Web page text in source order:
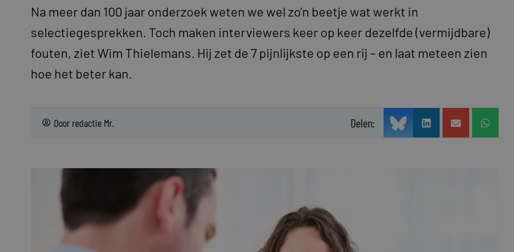
Na meer dan 100 jaar onderzoek weten we wel zo’n beetje wat werkt in
selectiegesprekken. Toch maken interviewers keer op keer dezelfde (vermijdbare)
fouten, ziet Wim Thielemans. Hij zet de 7 pijnlijkste op een rij – en laat meteen zien
hoe het beter kan.
Door redactie Mr. Delen: